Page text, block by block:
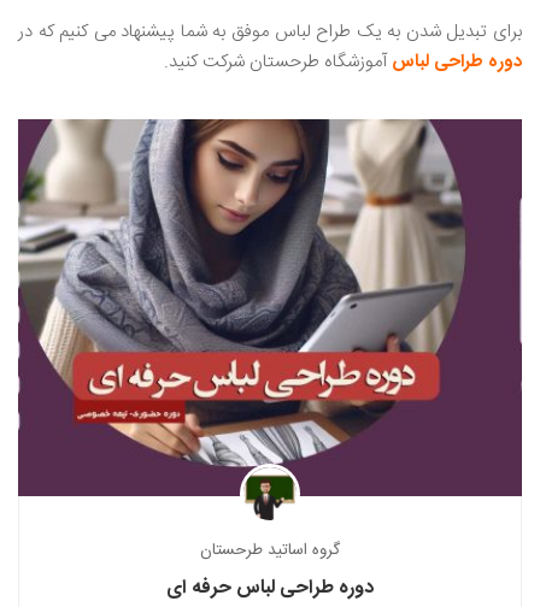
برای تبدیل شدن به یک طراح لباس موفق به شما پیشنهاد می ‌کنیم که در
دوره طراحی لباسآموزشگاه طرحستان شرکت کنید.
گروه اساتید طرحستان
دوره طراحی لباس حرفه ای